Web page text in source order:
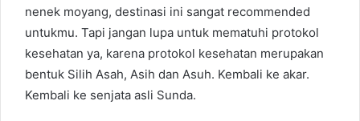
nenek moyang, destinasi ini sangat recommended
untukmu. Tapi jangan lupa untuk mematuhi protokol
kesehatan ya, karena protokol kesehatan merupakan
bentuk Silih Asah, Asih dan Asuh. Kembali ke akar.
Kembali ke senjata asli Sunda.